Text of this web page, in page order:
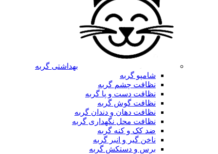
بهداشتی گربه
شامپو گربه
نظافت چشم گربه
نظافت دست و پا گربه
نظافت گوش گربه
نظافت دهان و دندان گربه
نظافت محل نگهداری گربه
ضد کک و کنه گربه
ناخن گیر و انبر گربه
برس و دستکش گربه